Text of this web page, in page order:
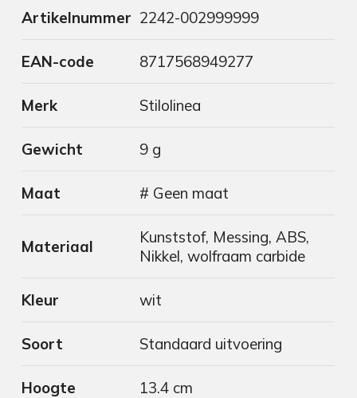
Artikelnummer 2242-002999999
EAN-code 8717568949277
Merk Stilolinea
Gewicht 9 g
Maat # Geen maat
Materiaal
Kunststof, Messing, ABS,
Nikkel, wolfraam carbide
Kleur wit
Soort Standaard uitvoering
Hoogte 13.4 cm